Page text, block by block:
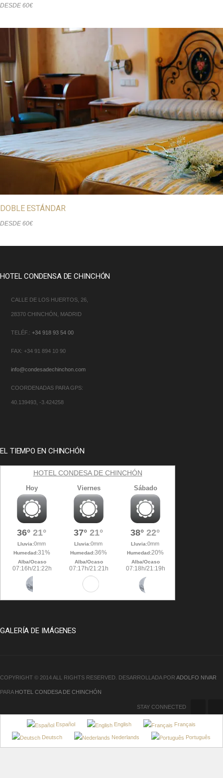
DESDE 60€
DOBLE ESTÁNDAR
DESDE 60€
HOTEL CONDENSA DE CHINCHÓN
CALLE DE LOS HUERTOS, 26,
28370 CHINCHÓN, MADRID
TELÉF.: +34 918 93 54 00
FAX: +34 91 894 10 90
info@condesadechinchon.com
COORDENADAS PARA GPS:
40.139493, -3.424258
EL TIEMPO EN CHINCHÓN
HOTEL CONDESA DE CHINCHÓN
GALERÍA DE IMÁGENES
COPYRIGHT © 2014 ALL RIGHTS RESERVED. DESARROLLADA POR ADOLFO NIVAR
PARA HOTEL CONDESA DE CHINCHÓN
STAY CONNECTED
Español English Français
Deutsch Nederlands Português